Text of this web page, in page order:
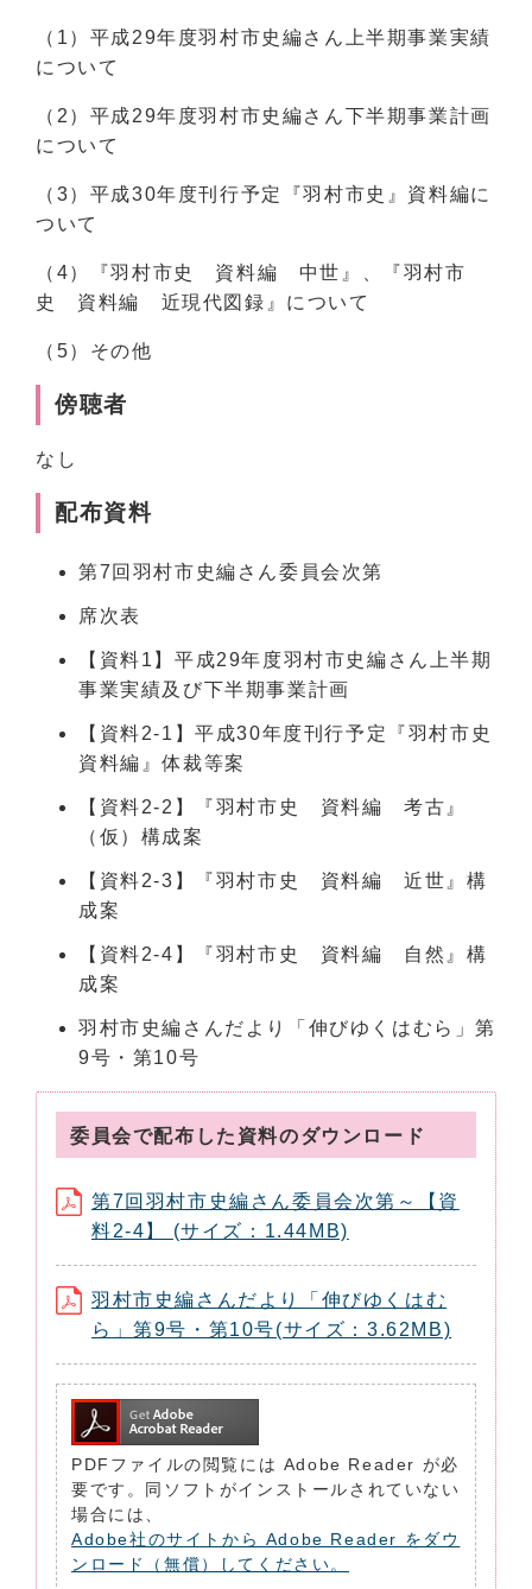
（1）平成29年度羽村市史編さん上半期事業実績
について
（2）平成29年度羽村市史編さん下半期事業計画
について
（3）平成30年度刊行予定『羽村市史』資料編に
ついて
（4）『羽村市史 資料編 中世』、『羽村市
史 資料編 近現代図録』について
（5）その他
傍聴者
なし
配布資料
第7回羽村市史編さん委員会次第
席次表
【資料1】平成29年度羽村市史編さん上半期
事業実績及び下半期事業計画
【資料2-1】平成30年度刊行予定『羽村市史
資料編』体裁等案
【資料2-2】『羽村市史 資料編 考古』
（仮）構成案
【資料2-3】『羽村市史 資料編 近世』構
成案
【資料2-4】『羽村市史 資料編 自然』構
成案
羽村市史編さんだより「伸びゆくはむら」第
9号・第10号
委員会で配布した資料のダウンロード
第7回羽村市史編さん委員会次第～【資
料2-4】 (サイズ：1.44MB)
羽村市史編さんだより「伸びゆくはむ
ら」第9号・第10号(サイズ：3.62MB)
PDFファイルの閲覧には Adobe Reader が必
要です。同ソフトがインストールされていない
場合には、
Adobe社のサイトから Adobe Reader をダウ
ンロード（無償）してください。